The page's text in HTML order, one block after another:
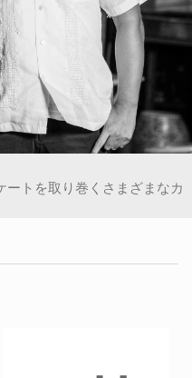
トを取り巻くさまざまなカ